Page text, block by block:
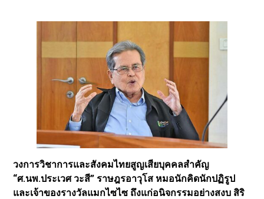
วงการวิชาการและสังคมไทยสูญเสียบุคคลสำคัญ
“ศ.นพ.ประเวศ วะสี” ราษฎรอาวุโส หมอนักคิดนักปฏิรูป
และเจ้าของรางวัลแมกไซไซ ถึงแก่อนิจกรรมอย่างสงบ สิริ